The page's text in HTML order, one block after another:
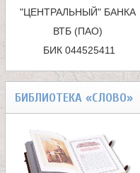
"ЦЕНТРАЛЬНЫЙ" БАНКА
ВТБ (ПАО)
БИК 044525411
БИБЛИОТЕКА «СЛОВО»